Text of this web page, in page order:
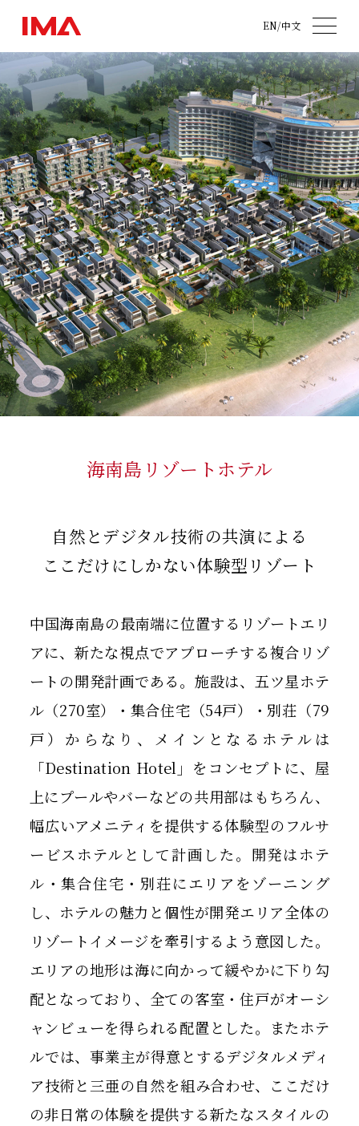
EN/中文
海南島リゾートホテル
自然とデジタル技術の共演による
ここだけにしかない体験型リゾート
中国海南島の最南端に位置するリゾートエリ
アに、新たな視点でアプローチする複合リゾ
ートの開発計画である。施設は、五ツ星ホテ
ル（270室）・集合住宅（54戸）・別荘（79
戸）からなり、メインとなるホテルは
「Destination Hotel」をコンセプトに、屋
上にプールやバーなどの共用部はもちろん、
幅広いアメニティを提供する体験型のフルサ
ービスホテルとして計画した。開発はホテ
ル・集合住宅・別荘にエリアをゾーニング
し、ホテルの魅力と個性が開発エリア全体の
リゾートイメージを牽引するよう意図した。
エリアの地形は海に向かって緩やかに下り勾
配となっており、全ての客室・住戸がオーシ
ャンビューを得られる配置とした。またホテ
ルでは、事業主が得意とするデジタルメディ
ア技術と三亜の自然を組み合わせ、ここだけ
の非日常の体験を提供する新たなスタイルの